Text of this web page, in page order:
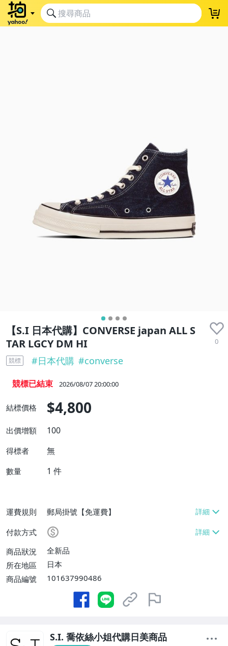
【S.I 日本代購】CONVERSE japan ALL S
TAR LGCY DM HI
0
競標 #日本代購 #converse
競標已結束 2026/08/07 20:00:00
結標價格 $4,800
出價增額 100
得標者 無
數量 1 件
運費規則
郵局掛號【免運費】
付款方式
商品狀況
全新品
所在地區
日本
商品編號
101637990486
S.I. 喬依絲小姐代購日美商品